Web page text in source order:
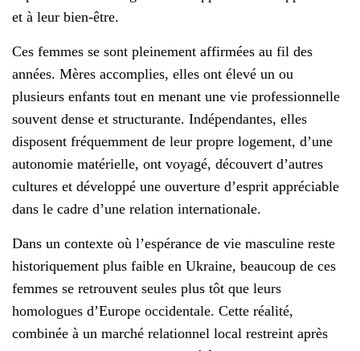
et à leur bien-être.
Ces femmes se sont pleinement affirmées au fil des
années. Mères accomplies, elles ont élevé un ou
plusieurs enfants tout en menant une vie professionnelle
souvent dense et structurante. Indépendantes, elles
disposent fréquemment de leur propre logement, d’une
autonomie matérielle, ont voyagé, découvert d’autres
cultures et développé une ouverture d’esprit appréciable
dans le cadre d’une relation internationale.
Dans un contexte où l’espérance de vie masculine reste
historiquement plus faible en Ukraine, beaucoup de ces
femmes se retrouvent seules plus tôt que leurs
homologues d’Europe occidentale. Cette réalité,
combinée à un marché relationnel local restreint après